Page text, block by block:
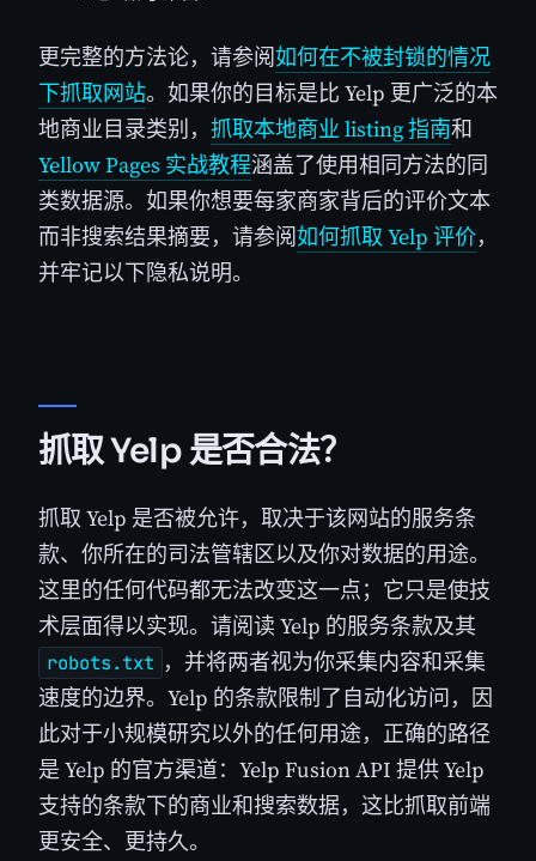
更完整的方法论，请参阅如何在不被封锁的情况
下抓取网站。如果你的目标是比 Yelp 更广泛的本
地商业目录类别， 抓取本地商业 listing 指南和
Yellow Pages 实战教程涵盖了使用相同方法的同
类数据源。如果你想要每家商家背后的评价文本
而非搜索结果摘要，请参阅如何抓取 Yelp 评价，
并牢记以下隐私说明。
抓取 Yelp 是否合法？
抓取 Yelp 是否被允许，取决于该网站的服务条
款、你所在的司法管辖区以及你对数据的用途。
这里的任何代码都无法改变这一点；它只是使技
术层面得以实现。请阅读 Yelp 的服务条款及其
robots.txt ，并将两者视为你采集内容和采集
速度的边界。Yelp 的条款限制了自动化访问，因
此对于小规模研究以外的任何用途，正确的路径
是 Yelp 的官方渠道：Yelp Fusion API 提供 Yelp
支持的条款下的商业和搜索数据，这比抓取前端
更安全、更持久。